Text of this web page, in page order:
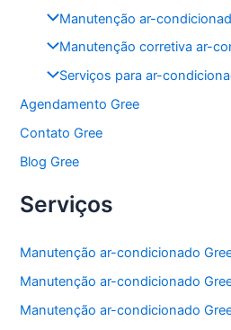
Manutenção ar-
Manutenção corretiva ar-
Serviços para ar-
Agendamento Gree
Contato Gree
Blog Gree
Serviços
Manutenção ar-condicionado
Manutenção ar-condicionado
Manutenção ar-condicionado